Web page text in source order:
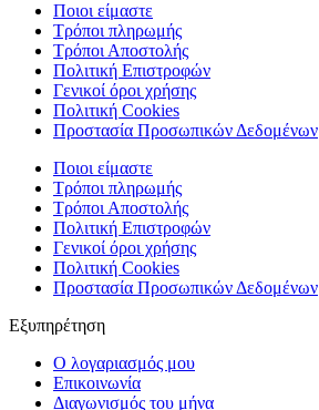
Ποιοι είμαστε
Τρόποι πληρωμής
Τρόποι Αποστολής
Πολιτική Επιστροφών
Γενικοί όροι χρήσης
Πολιτική Cookies
Προστασία Προσωπικών Δεδομένων
Ποιοι είμαστε
Τρόποι πληρωμής
Τρόποι Αποστολής
Πολιτική Επιστροφών
Γενικοί όροι χρήσης
Πολιτική Cookies
Προστασία Προσωπικών Δεδομένων
Εξυπηρέτηση
Ο λογαριασμός μου
Επικοινωνία
Διαγωνισμός του μήνα